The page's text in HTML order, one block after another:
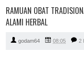
RAMUAN OBAT
ALAMI HERBAL
godam64 08:05 2